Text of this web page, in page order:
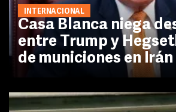
INTERNACIONAL
Casa Blanca niega
entre Trump y
de municiones en Irán